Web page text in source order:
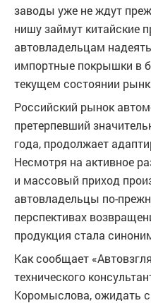
заводы уже не ждут
нишу займут китайские
автовладельцам
импортные покрышки в
текущем состоянии
Российский рынок
претерпевший
года, продолжает
Несмотря на активное
и массовый приход
автовладельцы по-
перспективах
продукция стала
Как сообщает
технического
Коромыслова, ожидать